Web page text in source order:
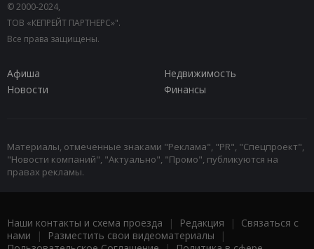
© 2000-2024,
ТОВ «КЕПРЕЙТ ПАРТНЕРС»".
Все права защищены.
Афиша
Недвижимость
Новости
Финансы
Материалы, отмеченные знаками "Реклама", "PR", "Спецпроект",
"Новости компаний", "Актуально", "Промо", публикуются на
правах рекламы.
Наши контакты и схема проезда | Редакция | Связаться с
нами | Разместить свои видеоматериалы |